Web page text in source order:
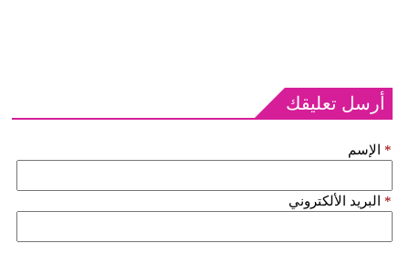
أرسل تعليقك
الإسم *
البريد الألكتروني *